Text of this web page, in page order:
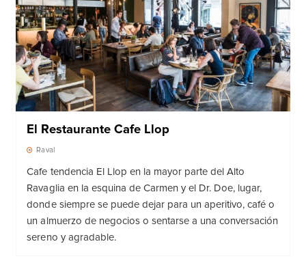
El Restaurante Cafe Llop
Raval
Cafe tendencia El Llop en la mayor parte del Alto
Ravaglia en la esquina de Carmen y el Dr. Doe, lugar,
donde siempre se puede dejar para un aperitivo, café o
un almuerzo de negocios o sentarse a una conversación
sereno y agradable.